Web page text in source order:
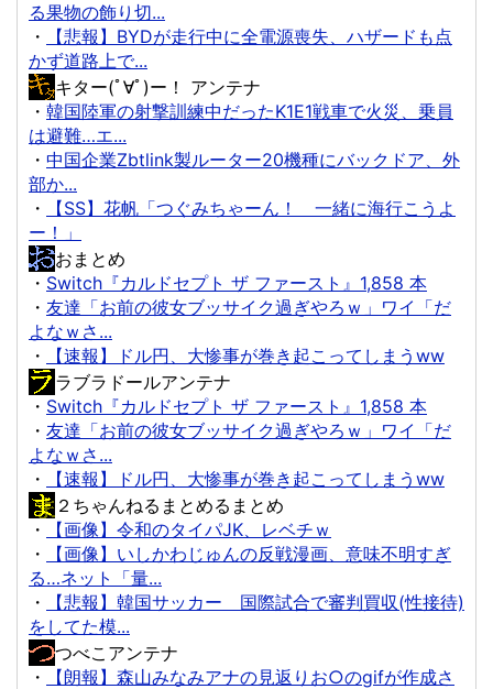
る果物の飾り切...
・
【悲報】BYDが走行中に全電源喪失、ハザードも点
かず道路上で...
キター(ﾟ∀ﾟ)ー！ アンテナ
・ 韓国陸軍の射撃訓練中だったK1E1戦車で火災、乗員
は避難…エ...
・ 中国企業Zbtlink製ルーター20機種にバックドア、外
部か...
・
【SS】花帆「つぐみちゃーん！ 一緒に海行こうよ
ー！」
おまとめ
・ Switch『カルドセプト ザ ファースト』1,858 本
・ 友達「お前の彼女ブッサイク過ぎやろｗ」ワイ「だ
よなｗさ...
・
【速報】ドル円、大惨事が巻き起こってしまうww
ラブラドールアンテナ
・ Switch『カルドセプト ザ ファースト』1,858 本
・ 友達「お前の彼女ブッサイク過ぎやろｗ」ワイ「だ
よなｗさ...
・
【速報】ドル円、大惨事が巻き起こってしまうww
２ちゃんねるまとめるまとめ
・
【画像】令和のタイパJK、レベチｗ
・
【画像】いしかわじゅんの反戦漫画、意味不明すぎ
る…ネット「量...
・
【悲報】韓国サッカー 国際試合で審判買収(性接待)
をしてた模...
つべこアンテナ
・
【朗報】森山みなみアナの見返りお○のgifが作成さ